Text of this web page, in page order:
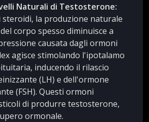
Naturali di Testosterone:
steroidi, la produzione naturale
corpo spesso diminuisce a
causata dagli ormoni
agisce stimolando l'ipotalamo
inducendo il rilascio
(LH) e dell'ormone
(FSH). Questi ormoni
di produrre testosterone,
ormonale.